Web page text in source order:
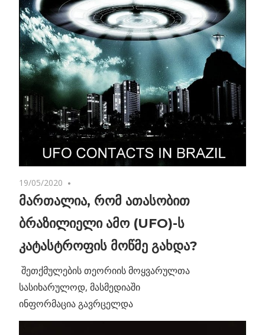
19/05/2020
მართალია, რომ ათასობით
ბრაზილიელი ამო (UFO)-ს
კატასტროფის მოწმე გახდა?
შეთქმულების თეორიის მოყვარულთა
სასიხარულოდ, მასმედიაში
ინფორმაცია გავრცელდა